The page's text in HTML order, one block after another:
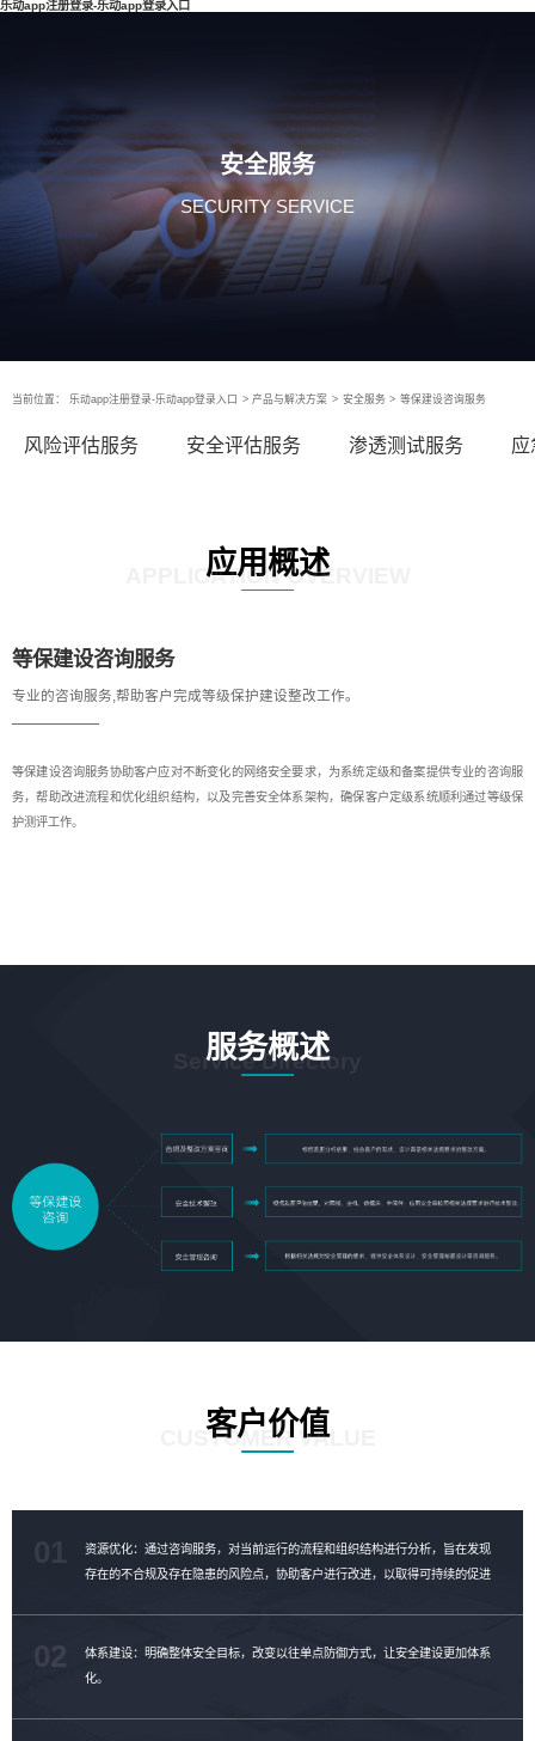
乐动app注册登录-乐动app登录入口
安全服务
SECURITY SERVICE
当前位置： 乐动app注册登录-乐动app登录入口 > 产品与解决方案 > 安全服务 > 等保建设咨询服务
风险评估服务 安全评估服务 渗透测试服务 应
应用概述
APPLICATION OVERVIEW
等保建设咨询服务
专业的咨询服务,帮助客户完成等级保护建设整改工作。
等保建设咨询服务协助客户应对不断变化的网络安全要求，为系统定级和备案提供专业的咨询服
务，帮助改进流程和优化组织结构，以及完善安全体系架构，确保客户定级系统顺利通过等级保
护测评工作。
服务概述
Service Directory
客户价值
CUSTOMER VALUE
资源优化：通过咨询服务，对当前运行的流程和组织结构进行分析，旨在发现
存在的不合规及存在隐患的风险点，协助客户进行改进，以取得可持续的促进
体系建设：明确整体安全目标，改变以往单点防御方式，让安全建设更加体系
化。
02